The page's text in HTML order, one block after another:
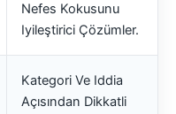
Nefes Kokusunu
Iyileştirici Çözümler.
Kategori Ve Iddia
Açısından Dikkatli